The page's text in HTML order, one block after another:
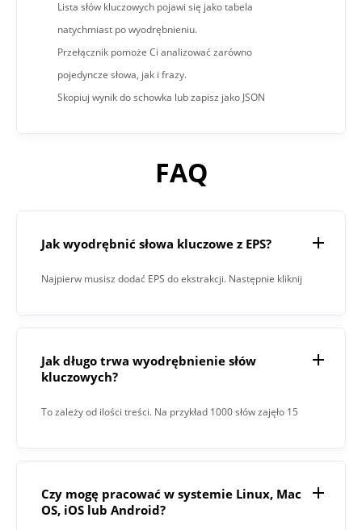
Lista słów kluczowych pojawi się jako tabela
natychmiast po wyodrębnieniu.
Przełącznik pomoże Ci analizować zarówno
pojedyncze słowa, jak i frazy.
Skopiuj wynik do schowka lub zapisz jako JSON
FAQ
Jak wyodrębnić słowa kluczowe z EPS?
Najpierw musisz dodać EPS do ekstrakcji. Następnie kliknij
Jak długo trwa wyodrębnienie słów
kluczowych?
To zależy od ilości treści. Na przykład 1000 słów zajęło 15
Czy mogę pracować w systemie Linux, Mac
OS, iOS lub Android?